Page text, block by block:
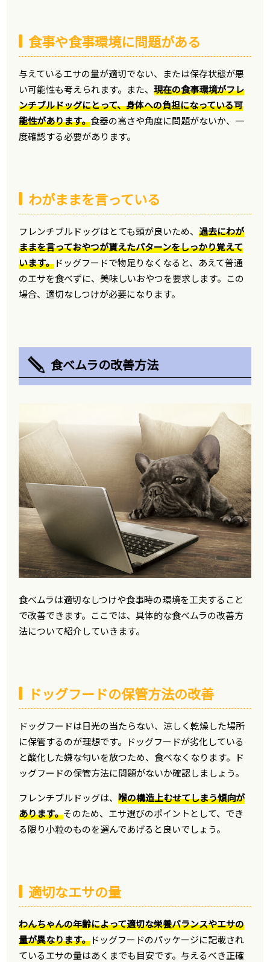
食事や食事環境に問題がある
与えているエサの量が適切でない、または保存状態が悪
い可能性も考えられます。また、現在の食事環境がフレ
ンチブルドッグにとって、身体への負担になっている可
能性があります。食器の高さや角度に問題がないか、一
度確認する必要があります。
わがままを言っている
フレンチブルドッグはとても頭が良いため、過去にわが
ままを言っておやつが貰えたパターンをしっかり覚えて
います。ドッグフードで物足りなくなると、あえて普通
のエサを食べずに、美味しいおやつを要求します。この
場合、適切なしつけが必要になります。
食べムラの改善方法
食べムラは適切なしつけや食事時の環境を工夫すること
で改善できます。ここでは、具体的な食べムラの改善方
法について紹介していきます。
ドッグフードの保管方法の改善
ドッグフードは日光の当たらない、涼しく乾燥した場所
に保管するのが理想です。ドッグフードが劣化している
と酸化した嫌な匂いを放つため、食べなくなります。ド
ッグフードの保管方法に問題がないか確認しましょう。
フレンチブルドッグは、喉の構造上むせてしまう傾向が
あります。そのため、エサ選びのポイントとして、でき
る限り小粒のものを選んであげると良いでしょう。
適切なエサの量
わんちゃんの年齢によって適切な栄養バランスやエサの
量が異なります。ドッグフードのパッケージに記載され
ているエサの量はあくまでも目安です。与えるべき正確